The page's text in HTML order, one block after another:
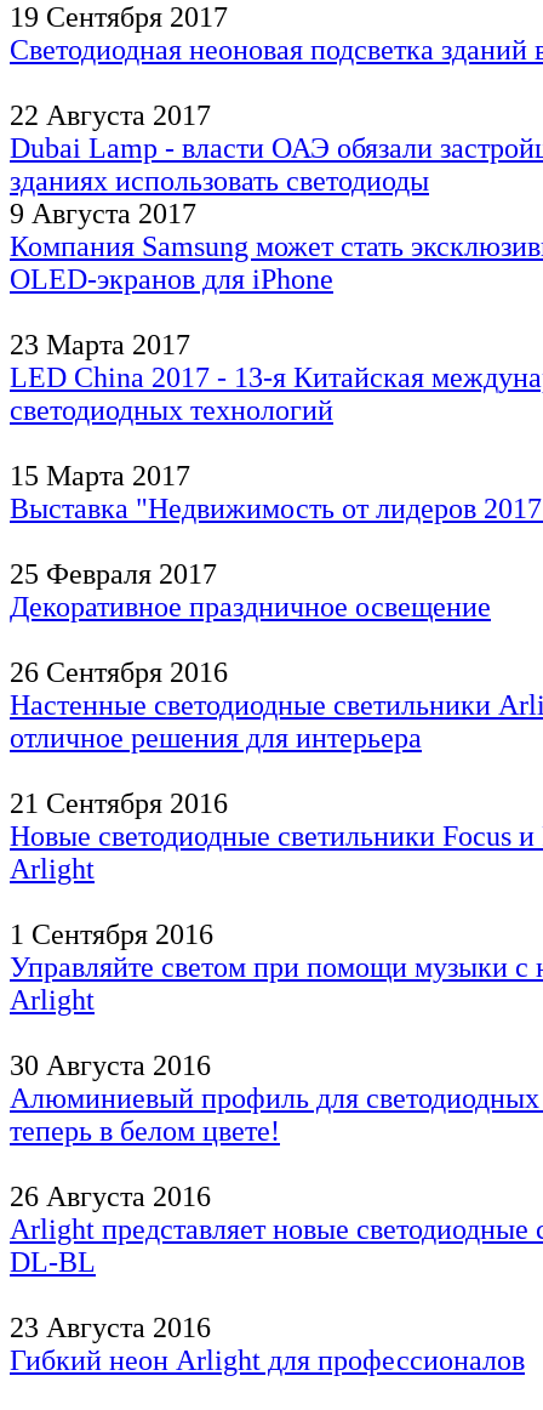
19 Сентября 2017
Светодиодная неоновая подсветка зданий
22 Августа 2017
Dubai Lamp - власти ОАЭ обязали
зданиях использовать светодиоды
9 Августа 2017
Компания Samsung может стать
OLED-экранов для iPhone
23 Марта 2017
LED China 2017 - 13-я Китайская
светодиодных технологий
15 Марта 2017
Выставка "Недвижимость от лидеров
25 Февраля 2017
Декоративное праздничное освещение
26 Сентября 2016
Настенные светодиодные светильники
отличное решения для интерьера
21 Сентября 2016
Новые светодиодные светильники Focus
Arlight
1 Сентября 2016
Управляйте светом при помощи музыки с
Arlight
30 Августа 2016
Алюминиевый профиль для
теперь в белом цвете!
26 Августа 2016
Arlight представляет новые светодиодные
DL-BL
23 Августа 2016
Гибкий неон Arlight для профессионалов